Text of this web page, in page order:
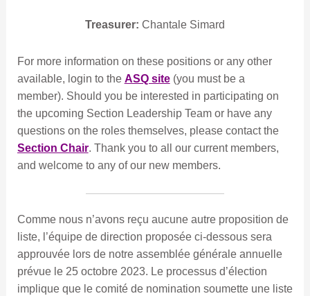
Treasurer: Chantale Simard
For more information on these positions or any other
available, login to the ASQ site(you must be a
member). Should you be interested in participating on
the upcoming Section Leadership Team or have any
questions on the roles themselves, please contact the
Section Chair. Thank you to all our current members,
and welcome to any of our new members.
Comme nous n’avons reçu aucune autre proposition de
liste, l’équipe de direction proposée ci-dessous sera
approuvée lors de notre assemblée générale annuelle
prévue le 25 octobre 2023. Le processus d’élection
implique que le comité de nomination soumette une liste